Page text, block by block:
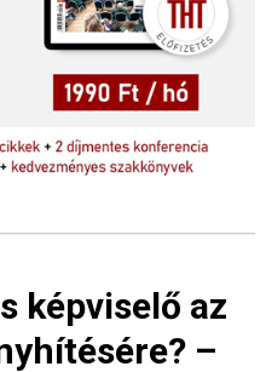
képviselő az
–